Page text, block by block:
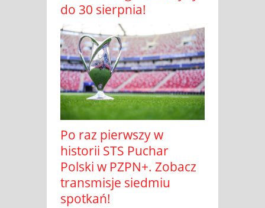
do 30 sierpnia!
Po raz pierwszy w
historii STS Puchar
Polski w PZPN+. Zobacz
transmisje siedmiu
spotkań!